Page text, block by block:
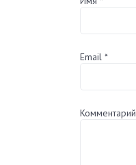
Email *
Комментарий